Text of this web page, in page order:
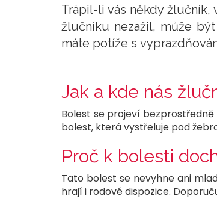
Trápil-li vás někdy
žlučníku nezažil, může
máte potíže s
Jak a kde nás
Bolest se projeví
bolest, která vystřeluje pod
Proč k bolesti
Tato bolest se nevyhne ani
hrají i rodové dispozice.